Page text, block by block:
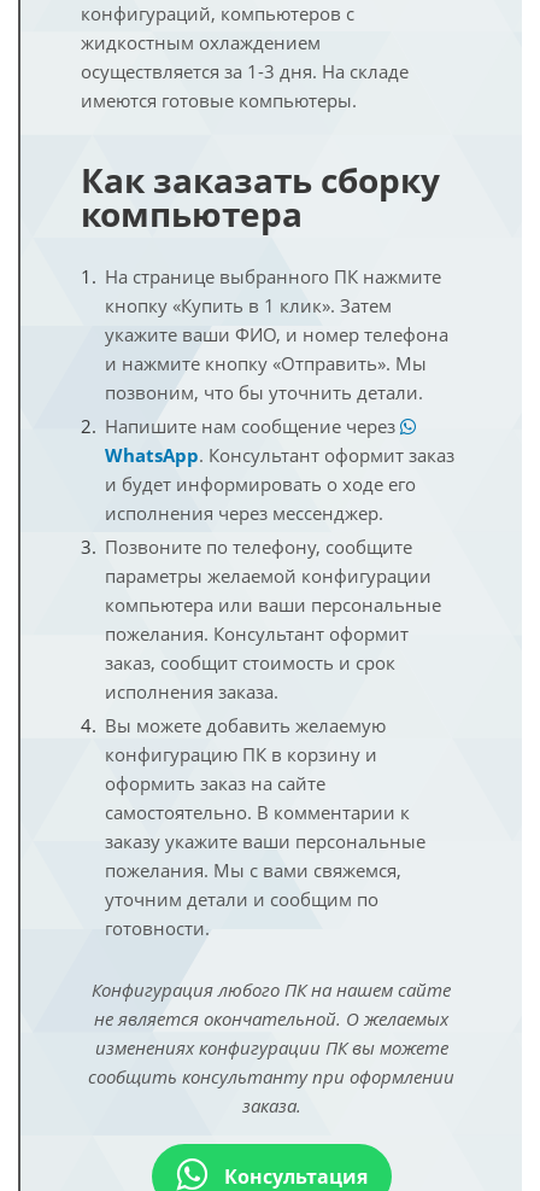
конфигураций, компьютеров с
жидкостным охлаждением
осуществляется за 1-3 дня. На складе
имеются готовые компьютеры.
Как заказать сборку
компьютера
На странице выбранного ПК нажмите
кнопку «Купить в 1 клик». Затем
укажите ваши ФИО, и номер телефона
и нажмите кнопку «Отправить». Мы
позвоним, что бы уточнить детали.
Напишите нам сообщение через
WhatsApp. Консультант оформит заказ
и будет информировать о ходе его
исполнения через мессенджер.
Позвоните по телефону, сообщите
параметры желаемой конфигурации
компьютера или ваши персональные
пожелания. Консультант оформит
заказ, сообщит стоимость и срок
исполнения заказа.
Вы можете добавить желаемую
конфигурацию ПК в корзину и
оформить заказ на сайте
самостоятельно. В комментарии к
заказу укажите ваши персональные
пожелания. Мы с вами свяжемся,
уточним детали и сообщим по
готовности.
Конфигурация любого ПК на нашем сайте
не является окончательной. О желаемых
изменениях конфигурации ПК вы можете
сообщить консультанту при оформлении
заказа.
Консультация